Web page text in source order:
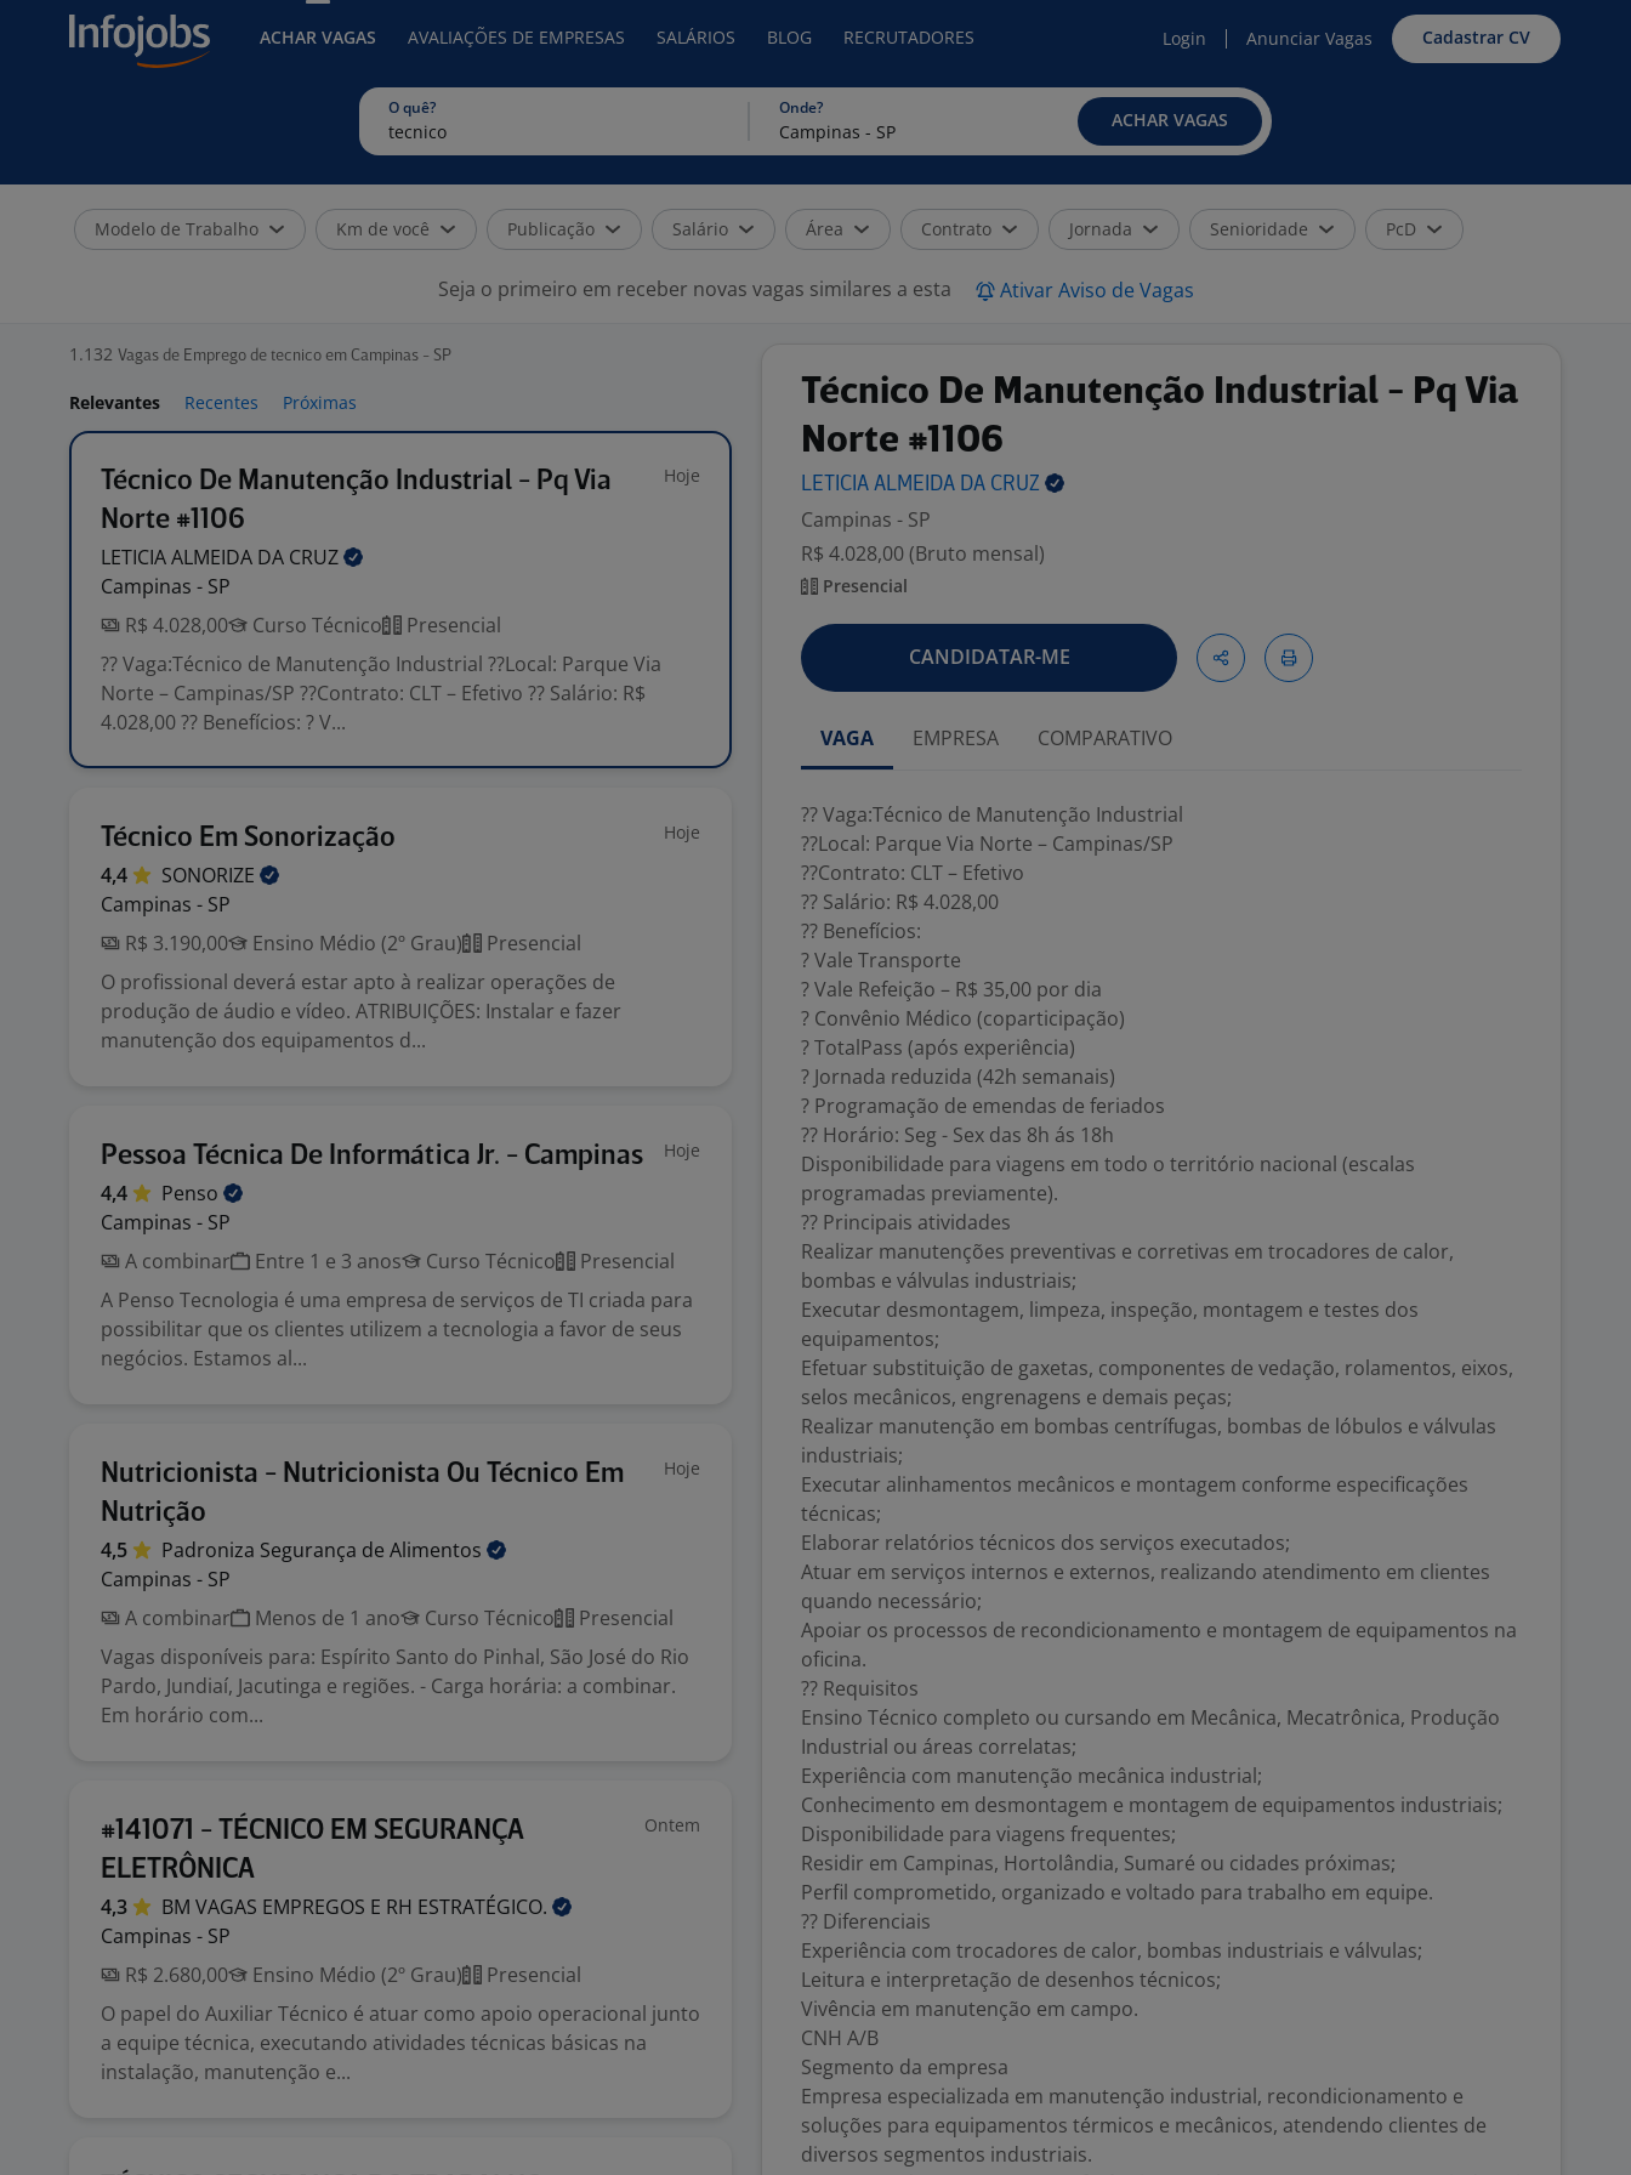
ACHAR VAGAS AVALIAÇÕES DE EMPRESAS SALÁRIOS BLOG RECRUTADORES Login Anunciar Vagas Cadastrar CV
O quê? Onde?
ACHAR VAGAS
Modelo de Trabalho Km de você Publicação Salário Área Contrato Jornada Senioridade PcD
Seja o primeiro em receber novas vagas similares a esta Ativar Aviso de Vagas
1.132 Vagas de Emprego de tecnico em Campinas - SP
Relevantes Recentes Próximas
Técnico De Manutenção Industrial - Pq Via
Norte #1106
Hoje
LETICIA ALMEIDA DA CRUZ
Campinas - SP
R$ 4.028,00
Curso Técnico
Presencial
?? Vaga:Técnico de Manutenção Industrial ??Local: Parque Via
Norte – Campinas/SP ??Contrato: CLT – Efetivo ?? Salário: R$
4.028,00 ?? Benefícios: ? V...
Técnico Em Sonorização Hoje
4,4
SONORIZE
Campinas - SP
R$ 3.190,00
Ensino Médio (2º Grau)
Presencial
O profissional deverá estar apto à realizar operações de
produção de áudio e vídeo. ATRIBUIÇÕES: Instalar e fazer
manutenção dos equipamentos d...
Pessoa Técnica De Informática Jr. - Campinas Hoje
4,4
Penso
Campinas - SP
A combinar
Entre 1 e 3 anos Curso Técnico
Presencial
A Penso Tecnologia é uma empresa de serviços de TI criada para
possibilitar que os clientes utilizem a tecnologia a favor de seus
negócios. Estamos al...
Nutricionista - Nutricionista Ou Técnico Em
Nutrição
Hoje
4,5 Padroniza Segurança de Alimentos
Campinas - SP
A combinar
Menos de 1 ano Curso Técnico
Presencial
Vagas disponíveis para: Espírito Santo do Pinhal, São José do Rio
Pardo, Jundiaí, Jacutinga e regiões. - Carga horária: a combinar.
Em horário com...
#141071 - TÉCNICO EM SEGURANÇA
ELETRÔNICA
Ontem
4,3 BM VAGAS EMPREGOS E RH ESTRATÉGICO.
Campinas - SP
R$ 2.680,00
Ensino Médio (2º Grau)
Presencial
O papel do Auxiliar Técnico é atuar como apoio operacional junto
a equipe técnica, executando atividades técnicas básicas na
instalação, manutenção e...
Técnico De Manutenção Industrial - Pq Via
Norte #1106
LETICIA ALMEIDA DA CRUZ
Campinas - SP
R$ 4.028,00 (Bruto mensal)
Presencial
CANDIDATAR-ME
VAGA EMPRESA COMPARATIVO
?? Vaga:Técnico de Manutenção Industrial
??Local: Parque Via Norte – Campinas/SP
??Contrato: CLT – Efetivo
?? Salário: R$ 4.028,00
?? Benefícios:
? Vale Transporte
? Vale Refeição – R$ 35,00 por dia
? Convênio Médico (coparticipação)
? TotalPass (após experiência)
? Jornada reduzida (42h semanais)
? Programação de emendas de feriados
?? Horário: Seg - Sex das 8h ás 18h
Disponibilidade para viagens em todo o território nacional (escalas
programadas previamente).
?? Principais atividades
Realizar manutenções preventivas e corretivas em trocadores de calor,
bombas e válvulas industriais;
Executar desmontagem, limpeza, inspeção, montagem e testes dos
equipamentos;
Efetuar substituição de gaxetas, componentes de vedação, rolamentos, eixos,
selos mecânicos, engrenagens e demais peças;
Realizar manutenção em bombas centrífugas, bombas de lóbulos e válvulas
industriais;
Executar alinhamentos mecânicos e montagem conforme especificações
técnicas;
Elaborar relatórios técnicos dos serviços executados;
Atuar em serviços internos e externos, realizando atendimento em clientes
quando necessário;
Apoiar os processos de recondicionamento e montagem de equipamentos na
oficina.
?? Requisitos
Ensino Técnico completo ou cursando em Mecânica, Mecatrônica, Produção
Industrial ou áreas correlatas;
Experiência com manutenção mecânica industrial;
Conhecimento em desmontagem e montagem de equipamentos industriais;
Disponibilidade para viagens frequentes;
Residir em Campinas, Hortolândia, Sumaré ou cidades próximas;
Perfil comprometido, organizado e voltado para trabalho em equipe.
?? Diferenciais
Experiência com trocadores de calor, bombas industriais e válvulas;
Leitura e interpretação de desenhos técnicos;
Vivência em manutenção em campo.
CNH A/B
Segmento da empresa
Empresa especializada em manutenção industrial, recondicionamento e
soluções para equipamentos térmicos e mecânicos, atendendo clientes de
diversos segmentos industriais.